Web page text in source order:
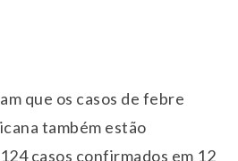
que os casos de febre
também estão
casos confirmados em 12